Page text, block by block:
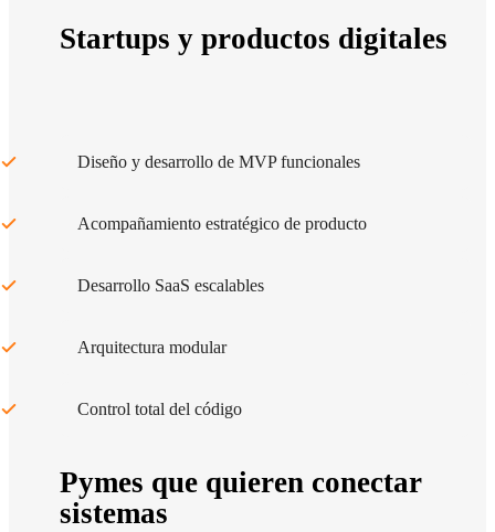
Startups y productos digitales
Diseño y desarrollo de MVP funcionales
Acompañamiento estratégico de producto
Desarrollo SaaS escalables
Arquitectura modular
Control total del código
Pymes que quieren conectar
sistemas